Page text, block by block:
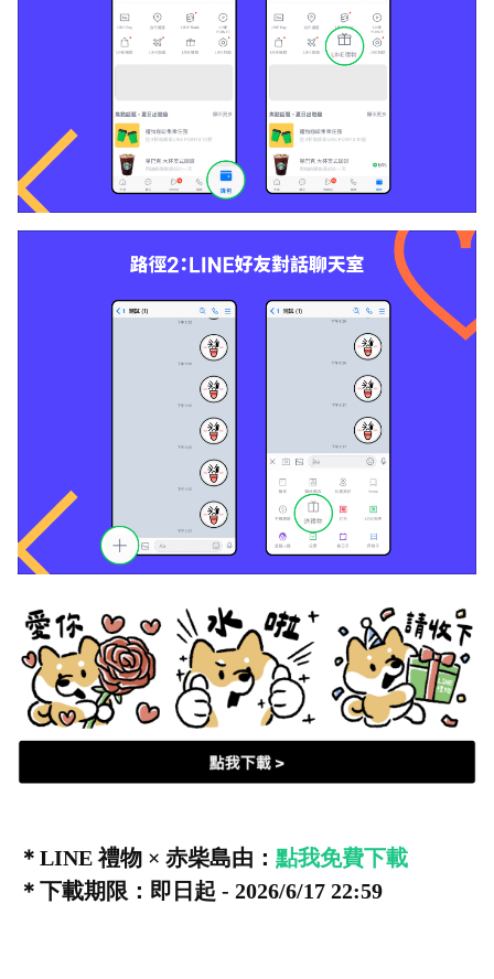
＊LINE 禮物 × 赤柴島由： 點我免費下載
＊下載期限：即日起 - 2026/6/17 22:59